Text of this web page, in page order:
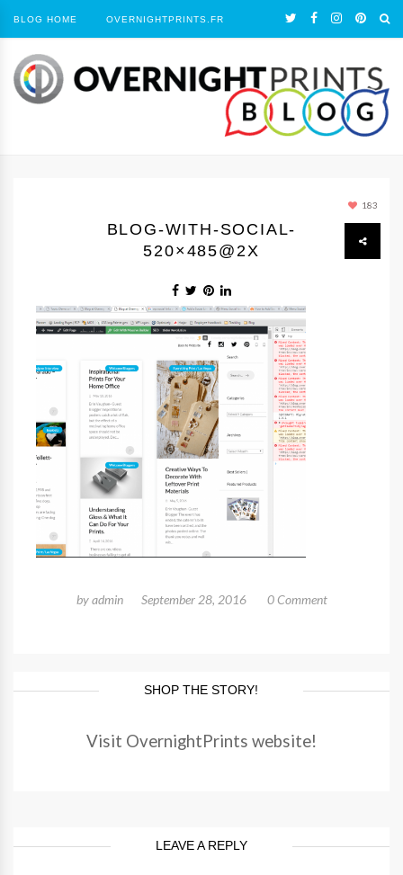
BLOG HOME OVERNIGHTPRINTS.FR
183
BLOG-WITH-SOCIAL-
520×485@2X
byadmin September 28, 2016 0 Comment
SHOP THE STORY!
Visit OvernightPrints website!
LEAVE A REPLY